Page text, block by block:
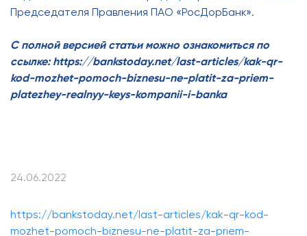
Председателя Правления ПАО «РосДорБанк».
С полной версией статьи можно ознакомиться по
ссылке:https://bankstoday.net/last-articles/kak-qr-
kod-mozhet-pomoch-biznesu-ne-platit-za-priem-
platezhey-realnyy-keys-kompanii-i-banka
24.06.2022
https://bankstoday.net/last-articles/kak-qr-kod-
mozhet-pomoch-biznesu-ne-platit-za-priem-